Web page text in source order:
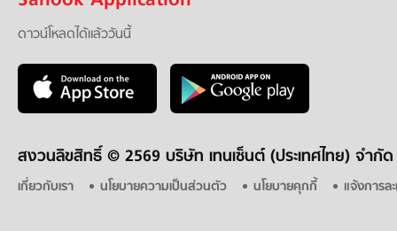
ดาวน์โหลดได้แล้ววันนี้
สงวนลิขสิทธิ์ © 2569 บริษัท เทนเซ็นต์ (ประเทศไทย) จำกัด
เกี่ยวกับเรา นโยบายความเป็นส่วนตัว นโยบายคุกกี้ แจ้งการล